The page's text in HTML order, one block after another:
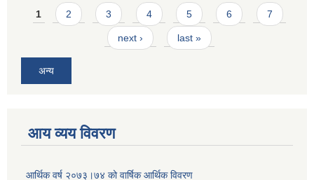
Pages
1 2 3 4 5 6 7
next › last »
अन्य
आय व्यय विवरण
आर्थिक वर्ष २०७३।७४ को वार्षिक आर्थिक विवरण